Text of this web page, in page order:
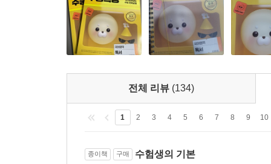
전체 리뷰 (134)
1 2 3 4 5 6 7 8 9 10
종이책 구매 수험생의 기본